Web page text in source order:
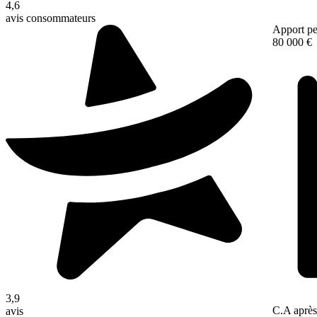
4,6
avis consommateurs
3,9
avis
Apport
80 000 €
C.A